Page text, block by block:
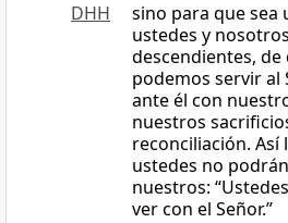
DHH
sino para que
ustedes y
descendientes,
podemos servir al
ante él con
nuestros
reconciliación. Así
ustedes no
nuestros:
ver con el Señor.”